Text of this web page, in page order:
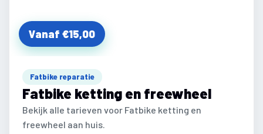
Vanaf €15,00
Fatbike reparatie
Fatbike ketting en freewheel
Bekijk alle tarieven voor Fatbike ketting en
freewheel aan huis.